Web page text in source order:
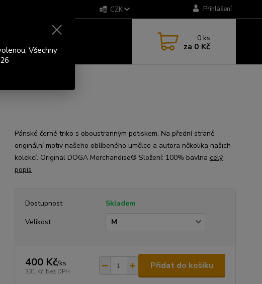
CZK Přihlášení
0 ks
za 0 Kč
Pánské černé triko s oboustranným potiskem. Na přední straně
originální motiv našeho oblíbeného umělce a autora několika našich
kolekcí. Original DOGA Merchandise® Složení: 100% bavlna celý
popis
Dostupnost
Skladem
Velikost
400 Kč/ks
331 Kč bez DPH
Přidat do košíku
Všechny